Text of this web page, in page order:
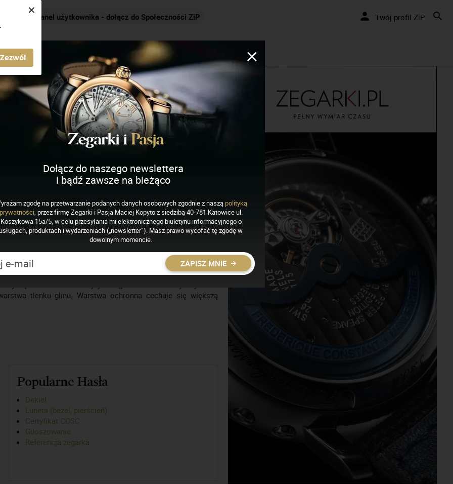
Zezwól
× Panel użytkownika - dołącz do Społeczności ZiP Twój profil ZiP
ZEGARKI I PASJA
L M
o zbliżonych właściwościach. Proces bardzo często
zegarków (
tlenku glinu. Warstwa ochronna cechuje się większą
Popularne Hasła
Dekiel
Luneta (bezel, pierścień)
Certyfikat COSC
Giloszowanie
Referencja zegarka
Dołącz do naszego newslettera
i bądź zawsze na bieżąco
zgodę na przetwarzanie podanych danych osobowych zgodnie z naszą polityką
, przez firmę Zegarki i Pasja Maciej Kopyto z siedzibą 40-781 Katowice ul.
Koszykowa 15a/5, w celu przesyłania mi elektronicznego biuletynu informacyjnego o
produktach i wydarzeniach („newsletter”). Masz prawo wycofać tę zgodę w
dowolnym momencie.
ZAPISZ MNIE